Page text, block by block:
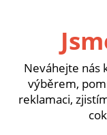
Neváhejte nás
výběrem,
reklamaci,